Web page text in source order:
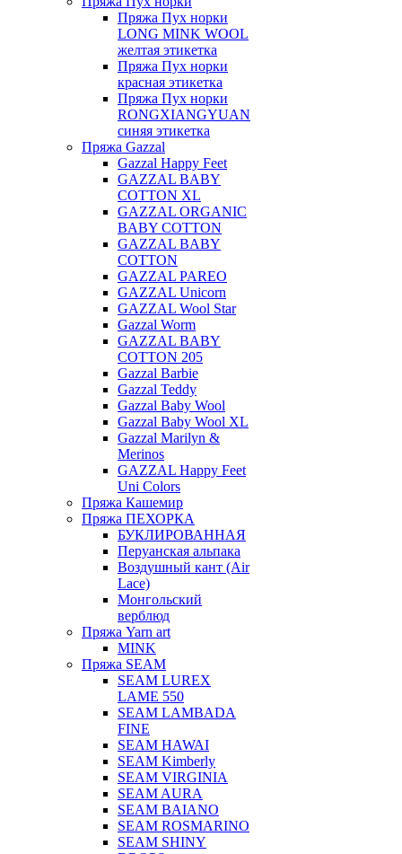
Пряжа Пух норки
LONG MINK WOOL
желтая этикетка
Пряжа Пух норки
красная этикетка
Пряжа Пух норки
RONGXIANGYUAN
синяя этикетка
Пряжа Gazzal
Gazzal Happy Feet
GAZZAL BABY
COTTON XL
GAZZAL ORGANIC
BABY COTTON
GAZZAL BABY
COTTON
GAZZAL PAREO
GAZZAL Unicorn
GAZZAL Wool Star
Gazzal Worm
GAZZAL BABY
COTTON 205
Gazzal Barbie
Gazzal Teddy
Gazzal Baby Wool
Gazzal Baby Wool XL
Gazzal Marilyn &
Merinos
GAZZAL Happy Feet
Uni Colors
Пряжа Кашемир
Пряжа ПЕХОРКА
БУКЛИРОВАННАЯ
Перуанская альпака
Воздушный кант (Air
Lace)
Монгольский
верблюд
Пряжа Yarn art
MINK
Пряжа SEAM
SEAM LUREX
LAME 550
SEAM LAMBADA
FINE
SEAM HAWAI
SEAM Kimberly
SEAM VIRGINIA
SEAM AURA
SEAM BAIANO
SEAM ROSMARINO
SEAM SHINY